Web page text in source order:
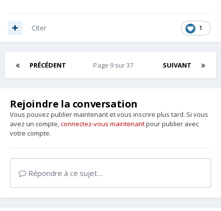
1
Citer
PRÉCÉDENT SUIVANT
Page 9 sur 37
Rejoindre la conversation
Vous pouvez publier maintenant et vous inscrire plus tard. Si vous
avez un compte,connectez-vous maintenantpour publier avec
votre compte.
Répondre à ce sujet…